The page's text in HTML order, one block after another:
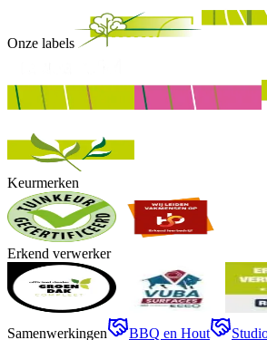
Onze labels
Keurmerken
Erkend verwerker
Samenwerkingen BBQ en Hout